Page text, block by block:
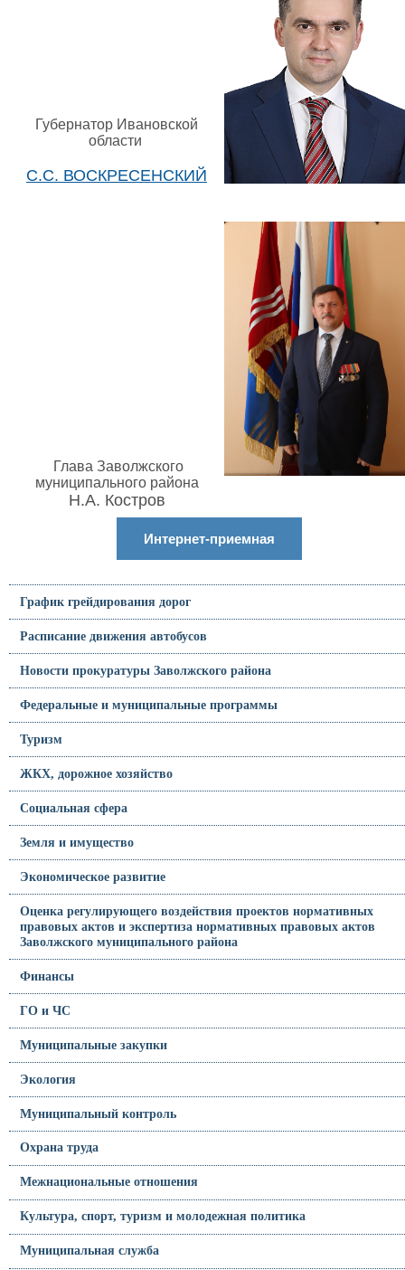
Губернатор Ивановской
области
С.С. ВОСКРЕСЕНСКИЙ
Глава Заволжского
муниципального района
Н.А. Костров
Интернет-приемная
График грейдирования дорог
Расписание движения автобусов
Новости прокуратуры Заволжского района
Федеральные и муниципальные программы
Туризм
ЖКХ, дорожное хозяйство
Социальная сфера
Земля и имущество
Экономическое развитие
Оценка регулирующего воздействия проектов нормативных
правовых актов и экспертиза нормативных правовых актов
Заволжского муниципального района
Финансы
ГО и ЧС
Муниципальные закупки
Экология
Муниципальный контроль
Охрана труда
Межнациональные отношения
Культура, спорт, туризм и молодежная политика
Муниципальная служба